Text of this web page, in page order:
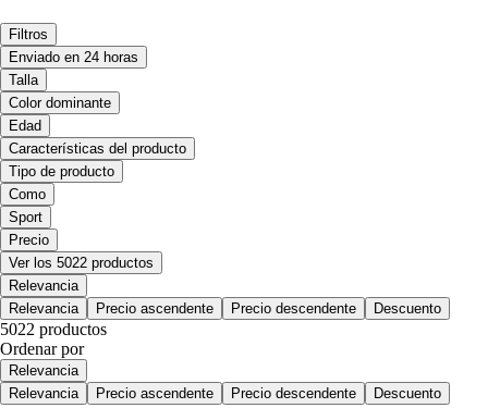
Filtros
Enviado en 24 horas
Talla
Color dominante
Edad
Características del producto
Tipo de producto
Como
Sport
Precio
Ver los 5022 productos
Relevancia
Relevancia
Precio ascendente Precio descendente Descuento
5022 productos
Ordenar por
Relevancia
Relevancia
Precio ascendente Precio descendente Descuento